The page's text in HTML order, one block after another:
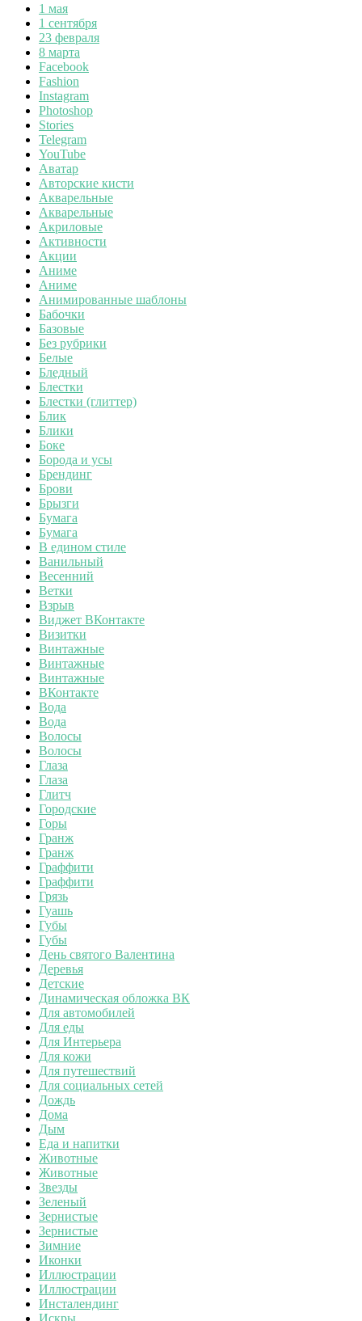
1 мая
1 сентября
23 февраля
8 марта
Facebook
Fashion
Instagram
Photoshop
Stories
Telegram
YouTube
Аватар
Авторские кисти
Акварельные
Акварельные
Акриловые
Активности
Акции
Аниме
Аниме
Анимированные шаблоны
Бабочки
Базовые
Без рубрики
Белые
Бледный
Блестки
Блестки (глиттер)
Блик
Блики
Боке
Борода и усы
Брендинг
Брови
Брызги
Бумага
Бумага
В едином стиле
Ванильный
Весенний
Ветки
Взрыв
Виджет ВКонтакте
Визитки
Винтажные
Винтажные
Винтажные
ВКонтакте
Вода
Вода
Волосы
Волосы
Глаза
Глаза
Глитч
Городские
Горы
Гранж
Гранж
Граффити
Граффити
Грязь
Гуашь
Губы
Губы
День святого Валентина
Деревья
Детские
Динамическая обложка ВК
Для автомобилей
Для еды
Для Интерьера
Для кожи
Для путешествий
Для социальных сетей
Дождь
Дома
Дым
Еда и напитки
Животные
Животные
Звезды
Зеленый
Зернистые
Зернистые
Зимние
Иконки
Иллюстрации
Иллюстрации
Инсталендинг
Искры